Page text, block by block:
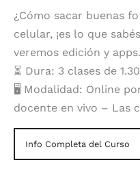
¿Cómo sacar buenas
celular, ¡es lo que
veremos edición y apps.
⏳ Dura: 3 clases de
🖥️ Modalidad: Online
docente en vivo – Las
Info Completa del Curso